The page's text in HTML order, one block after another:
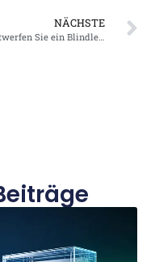
NÄCHSTE
So entwerfen Sie ein Blindleistungskompensationssystem für eine Fabrik